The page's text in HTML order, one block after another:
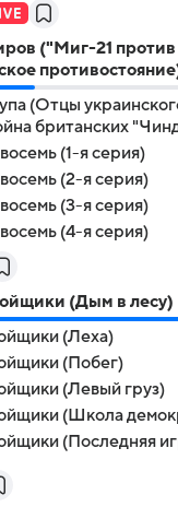
("Миг-21
(Отцы
британских
(1-я серия)
(2-я серия)
(3-я серия)
(4-я серия)
(Дым в лесу)
(Леха)
(Побег)
(Левый груз)
(Школа
(Последняя